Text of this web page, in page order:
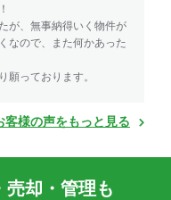
が、無事納得いく物件が
なので、また何かあった
願っております。
客様の声をもっと見る
売却・管理も